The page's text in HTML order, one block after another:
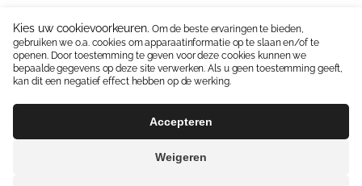
Neem contact op:06 15336587|info@coolekidsbox.nl
Handige linkjes:Ontwikkelingsmaterialen
Kies uw cookievoorkeuren. Om de beste ervaringen te bieden,
gebruiken we o.a. cookies om apparaatinformatie op te slaan en/of te
openen. Door toestemming te geven voor deze cookies kunnen we
bepaalde gegevens op deze site verwerken. Als u geen toestemming geeft,
kan dit een negatief effect hebben op de werking.
Accepteren
Weigeren